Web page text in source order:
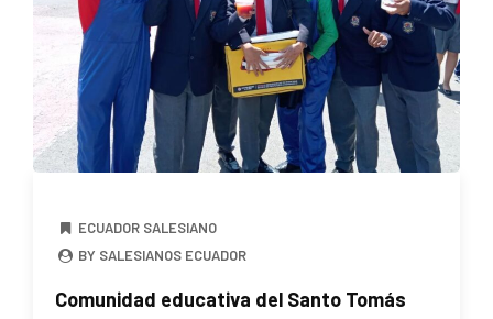
ECUADOR SALESIANO
BY SALESIANOS ECUADOR
Comunidad educativa del Santo Tomás